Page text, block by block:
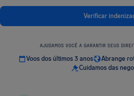
Verificar
AJUDAMOS VOCÊ A GARANTIR SEUS
Voos dos últimos 3 anos
Abrange
Cuidamos das